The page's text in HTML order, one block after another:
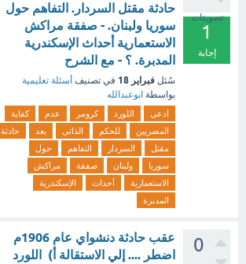
تصويتات
1
إجابة
حادثة مقتل السردار. التفاهم حول
سوريا ولبنان. - صفقة مراكش
الاستعمارية أحداث الإسكندرية
المدبرة. ؟ - مع الشرح
سُئل فبراير 18 في تصنيف أسئلة تعليمية
بواسطة ابوعبدالله
ادعى اللورد كرومر عدم
كفاية
المصريين
للحكم الذاتي بعد
حادثة
مقتل
السردار التفاهم
حول
سوريا
ولبنان صفقة
مراكش
الاستعمارية
أحداث
الإسكندرية
المدبرة
0
عقب حادثة دنشواي عام 1906م
اضطر .... إلي الاستقالة أ) اللورد